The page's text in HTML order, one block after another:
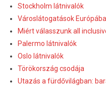
Stockholm látnivalók
Városlátogatások
Miért válasszunk all
Palermo látnivalók
Oslo látnivalók
Törökország csodája
Utazás a fürdővilágban: